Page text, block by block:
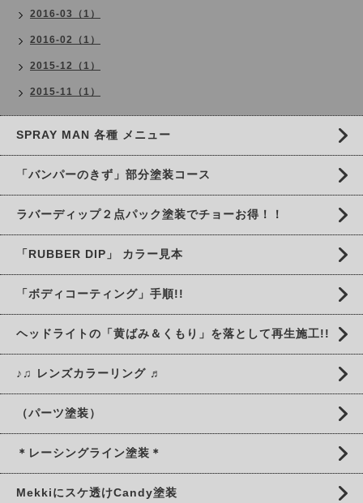
2016-03（1）
2016-02（1）
2015-12（1）
2015-11（1）
SPRAY MAN 各種 メニュー
「バンパーのきず」部分塗装コース
ラバーディップ２点パック塗装でチョーお得！！
「RUBBER DIP」 カラー見本
「ボディコーティング」手順!!
ヘッドライトの「黄ばみ＆くもり」を落として再生施工!!
♪♫ レンズカラーリング ♬
（パーツ塗装）
＊レーシングライン塗装＊
Mekkiにスケ透けCandy塗装